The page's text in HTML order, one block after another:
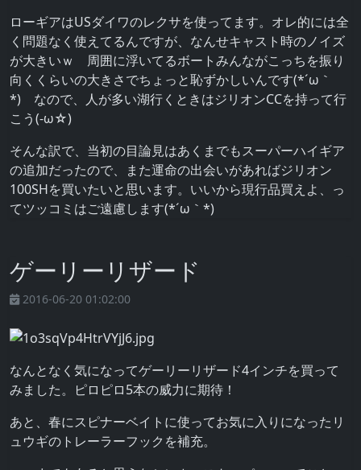
ローギアはUSダイワのレクサを使ってます。オレ的には全
く問題なく使えてるんですが、なんせキャスト時のノイズ
が大きいｗ 周囲に浮いてるボートみんながこっちを振り
向くくらいの大きさでちょっと恥ずかしいんです(*´ω｀
*) なので、人が多い湖行くときはジリオンCCを持って行
こう(-ω☆)
そんな訳で、当初の目論見はあくまでもスーパーハイギア
の追加だったので、また運命の出会いがあればジリオン
100SHを買いたいと思います。いいから現行品買えよ、っ
てツッコミはご遠慮します(*´ω｀*)
ゲーリーリザード
2016-06-20 01:02:00
なんとなく気になってゲーリーリザード4インチを買って
みました。ピロピロ5本の威力に期待！
あと、春にスピナーベイトに使ってお気に入りになったリ
ュウギのトレーラーフックを補充。